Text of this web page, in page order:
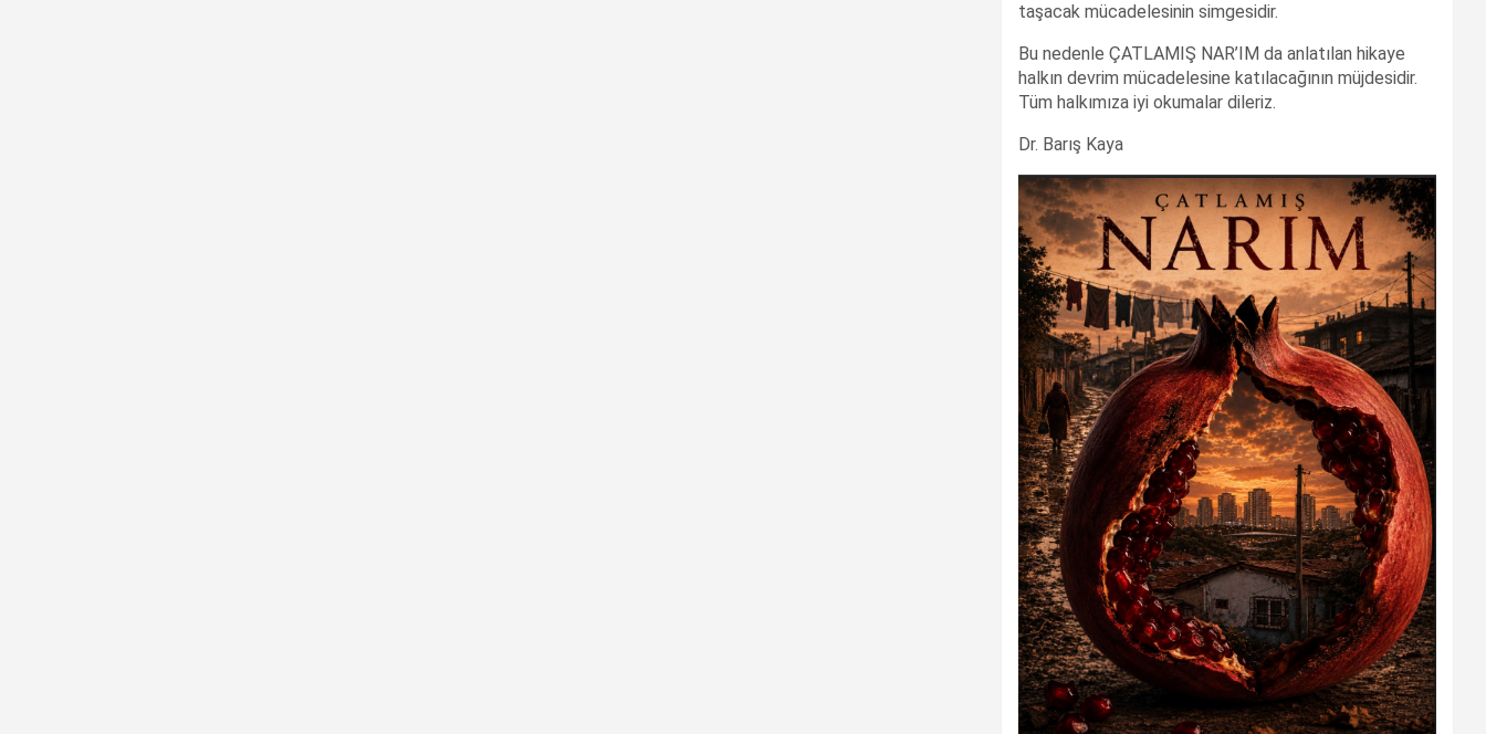
taşacak mücadelesinin simgesidir.
Bu nedenle ÇATLAMIŞ NAR’IM da anlatılan hikaye
halkın devrim mücadelesine katılacağının müjdesidir.
Tüm halkımıza iyi okumalar dileriz.
Dr. Barış Kaya